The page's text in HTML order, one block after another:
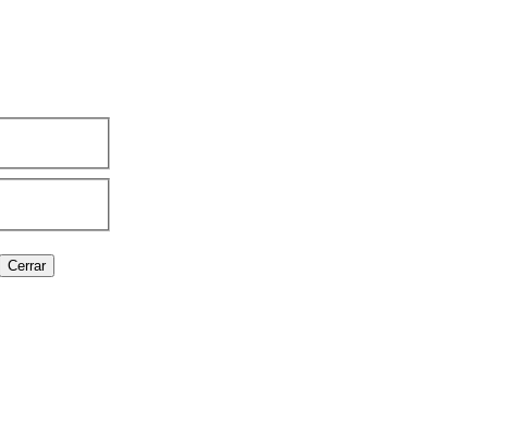
Cerrar